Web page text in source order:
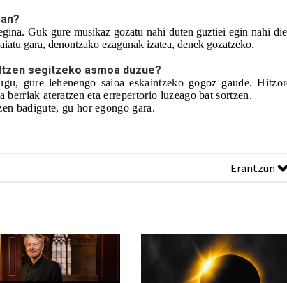
Guk gure musikaz gozatu nahi duten guztiei egin nahi
gara, denontzako ezagunak izatea, denek gozatzeko.
segitzeko asmoa duzue?
gure lehenengo saioa eskaintzeko gogoz gaude.
berriak ateratzen eta errepertorio luzeago bat sortzen.
badigute, gu hor egongo gara.
Erantzun